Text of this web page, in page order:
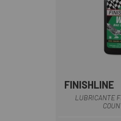
FINISHLINE
LUBRICANTE